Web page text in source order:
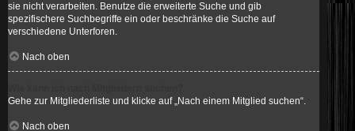
sie nicht verarbeiten. Benutze die erweiterte Suche und gib
spezifischere Suchbegriffe ein oder beschränke die Suche auf
verschiedene Unterforen.
Nach oben
Gehe zur Mitgliederliste und klicke auf „Nach einem Mitglied suchen“.
Nach oben